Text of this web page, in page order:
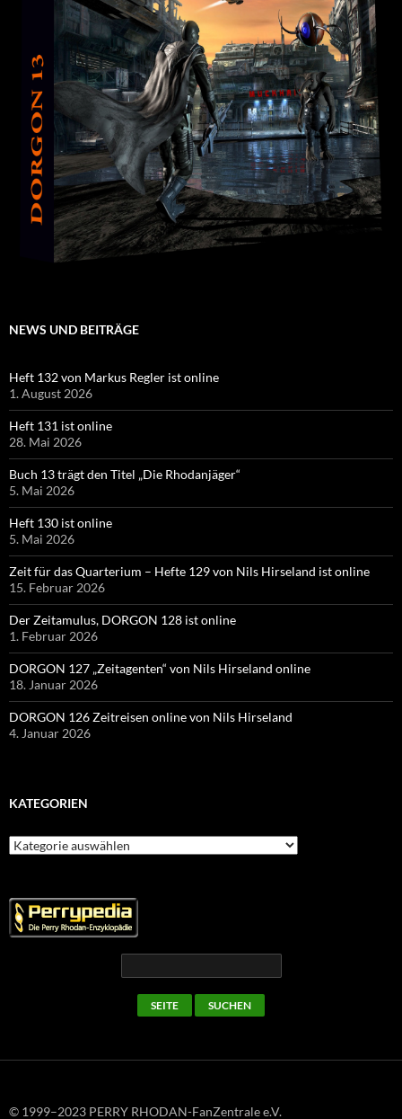
NEWS UND BEITRÄGE
Heft 132 von Markus Regler ist online
1. August 2026
Heft 131 ist online
28. Mai 2026
Buch 13 trägt den Titel „Die Rhodanjäger“
5. Mai 2026
Heft 130 ist online
5. Mai 2026
Zeit für das Quarterium – Hefte 129 von Nils Hirseland ist online
15. Februar 2026
Der Zeitamulus, DORGON 128 ist online
1. Februar 2026
DORGON 127 „Zeitagenten“ von Nils Hirseland online
18. Januar 2026
DORGON 126 Zeitreisen online von Nils Hirseland
4. Januar 2026
KATEGORIEN
Kategorien
© 1999–2023 PERRY RHODAN-FanZentrale e.V.